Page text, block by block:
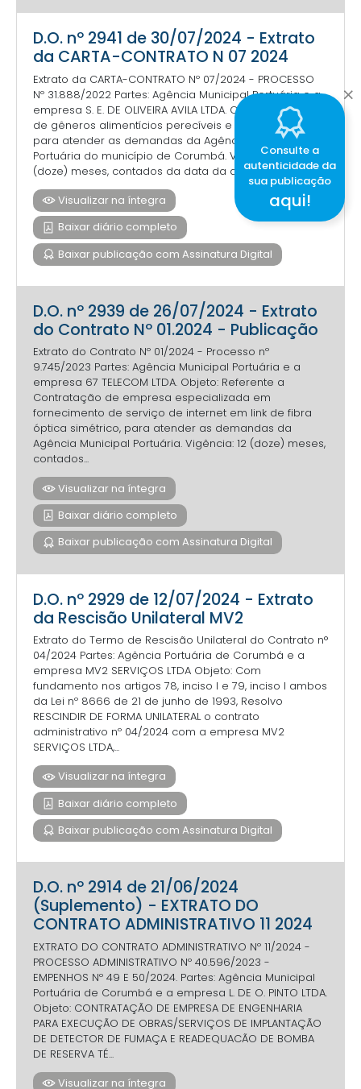
D.O. nº 2941 de 30/07/2024 - Extrato
da CARTA-CONTRATO N 07 2024
Extrato da CARTA-CONTRATO Nº 07/2024 - PROCESSO
Nº 31.888/2022 Partes: Agência Municipal Portuária e a
empresa S. E. DE OLIVEIRA AVILA LTDA. Objeto: Aquisição
de gêneros alimentícios perecíveis e não perecíveis
para atender as demandas da Agência Municipal
Portuária do município de Corumbá. Vigência: 12
(doze) meses, contados da data da assin...
Visualizar na íntegra
Baixar diário completo
Baixar publicação com Assinatura Digital
D.O. nº 2939 de 26/07/2024 - Extrato
do Contrato Nº 01.2024 - Publicação
Extrato do Contrato Nº 01/2024 - Processo nº
9.745/2023 Partes: Agência Municipal Portuária e a
empresa 67 TELECOM LTDA. Objeto: Referente a
Contratação de empresa especializada em
fornecimento de serviço de internet em link de fibra
óptica simétrico, para atender as demandas da
Agência Municipal Portuária. Vigência: 12 (doze) meses,
contados...
Visualizar na íntegra
Baixar diário completo
Baixar publicação com Assinatura Digital
D.O. nº 2929 de 12/07/2024 - Extrato
da Rescisão Unilateral MV2
Extrato do Termo de Rescisão Unilateral do Contrato n°
04/2024 Partes: Agência Portuária de Corumbá e a
empresa MV2 SERVIÇOS LTDA Objeto: Com
fundamento nos artigos 78, inciso I e 79, inciso I ambos
da Lei nº 8666 de 21 de junho de 1993, Resolvo
RESCINDIR DE FORMA UNILATERAL o contrato
administrativo nº 04/2024 com a empresa MV2
SERVIÇOS LTDA,...
Visualizar na íntegra
Baixar diário completo
Baixar publicação com Assinatura Digital
D.O. nº 2914 de 21/06/2024
(Suplemento) - EXTRATO DO
CONTRATO ADMINISTRATIVO 11 2024
EXTRATO DO CONTRATO ADMINISTRATIVO Nº 11/2024 -
PROCESSO ADMINISTRATIVO Nº 40.596/2023 -
EMPENHOS Nº 49 E 50/2024. Partes: Agência Municipal
Portuária de Corumbá e a empresa L. DE O. PINTO LTDA.
Objeto: CONTRATAÇÃO DE EMPRESA DE ENGENHARIA
PARA EXECUÇÃO DE OBRAS/SERVIÇOS DE IMPLANTAÇÃO
DE DETECTOR DE FUMAÇA E READEQUACÃO DE BOMBA
DE RESERVA TÉ...
Visualizar na íntegra
Consulte a
autenticidade da
sua publicação
aqui!